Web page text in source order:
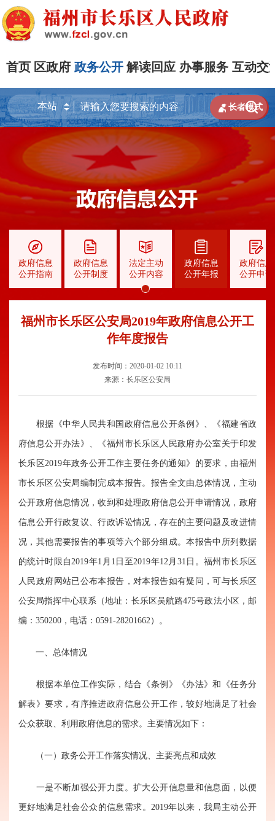
首页 区政府 政务公开 解读回应 办事服务 互动交

 长者模式
政府信息
公开指南
政府信息
公开制度
法定主动
公开内容
政府信息
公开年报
政府信息
公开申请
福州市长乐区公安局2019年政府信息公开工
作年度报告
发布时间：2020-01-02 10:11
来源：长乐区公安局
根据《中华人民共和国政府信息公开条例》、《福建省政
府信息公开办法》、《福州市长乐区人民政府办公室关于印发
长乐区2019年政务公开工作主要任务的通知》的要求，由福州
市长乐区公安局编制完成本报告。报告全文由总体情况，主动
公开政府信息情况，收到和处理政府信息公开申请情况，政府
信息公开行政复议、行政诉讼情况，存在的主要问题及改进情
况，其他需要报告的事项等六个部分组成。本报告中所列数据
的统计时限自2019年1月1日至2019年12月31日。福州市长乐区
人民政府网站已公布本报告，对本报告如有疑问，可与长乐区
公安局指挥中心联系（地址：长乐区吴航路475号政法小区，邮
编：350200，电话：0591-28201662）。
一、总体情况
根据本单位工作实际，结合《条例》《办法》和《任务分
解表》要求，有序推进政府信息公开工作，较好地满足了社会
公众获取、利用政府信息的需求。主要情况如下：
（一）政务公开工作落实情况、主要亮点和成效
一是不断加强公开力度。扩大公开信息量和信息面，以便
更好地满足社会公众的信息需求。2019年以来，我局主动公开